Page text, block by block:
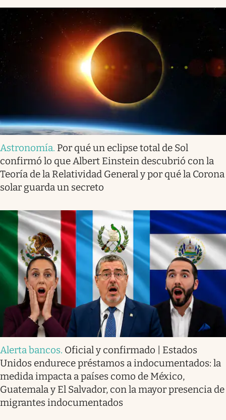
Astronomía. Por qué un eclipse total de Sol
confirmó lo que Albert Einstein descubrió con la
Teoría de la Relatividad General y por qué la Corona
solar guarda un secreto
Alerta bancos. Oficial y confirmado | Estados
Unidos endurece préstamos a indocumentados: la
medida impacta a países como de México,
Guatemala y El Salvador, con la mayor presencia de
migrantes indocumentados